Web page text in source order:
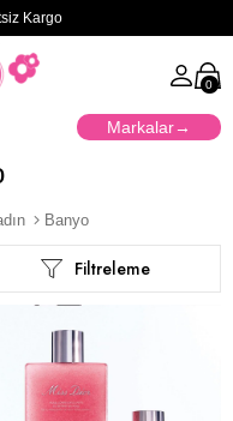
Kargo
0
Markalar
Banyo
Filtreleme